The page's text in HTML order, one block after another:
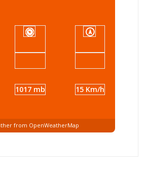
1017 mb 15 Km/h
from OpenWeatherMap